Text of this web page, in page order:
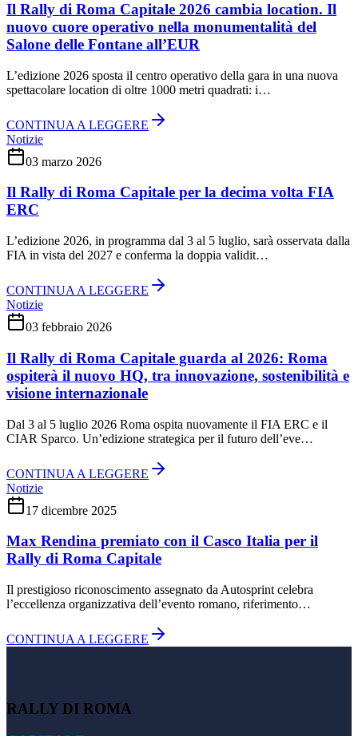
Il Rally di Roma Capitale 2026 cambia location. Il
nuovo cuore operativo nella monumentalità del
Salone delle Fontane all’EUR
L’edizione 2026 sposta il centro operativo della gara in una nuova
spettacolare location di oltre 1000 metri quadrati: i…
CONTINUA A LEGGERE
Notizie
03 marzo 2026
Il Rally di Roma Capitale per la decima volta FIA
ERC
L’edizione 2026, in programma dal 3 al 5 luglio, sarà osservata dalla
FIA in vista del 2027 e conferma la doppia validit…
CONTINUA A LEGGERE
Notizie
03 febbraio 2026
Il Rally di Roma Capitale guarda al 2026: Roma
ospiterà il nuovo HQ, tra innovazione, sostenibilità e
visione internazionale
Dal 3 al 5 luglio 2026 Roma ospita nuovamente il FIA ERC e il
CIAR Sparco. Un’edizione strategica per il futuro dell’eve…
CONTINUA A LEGGERE
Notizie
17 dicembre 2025
Max Rendina premiato con il Casco Italia per il
Rally di Roma Capitale
Il prestigioso riconoscimento assegnato da Autosprint celebra
l’eccellenza organizzativa dell’evento romano, riferimento…
CONTINUA A LEGGERE
RALLY DI ROMA